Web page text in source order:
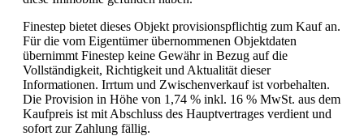
Finestep bietet dieses Objekt provisionspflichtig zum Kauf an.
Für die vom Eigentümer übernommenen Objektdaten
übernimmt Finestep keine Gewähr in Bezug auf die
Vollständigkeit, Richtigkeit und Aktualität dieser
Informationen. Irrtum und Zwischenverkauf ist vorbehalten.
Die Provision in Höhe von 1,74 % inkl. 16 % MwSt. aus dem
Kaufpreis ist mit Abschluss des Hauptvertrages verdient und
sofort zur Zahlung fällig.